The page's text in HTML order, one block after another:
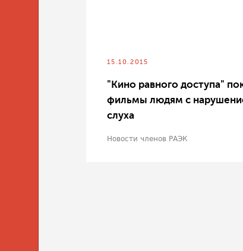
15.10.2015
"Кино равного доступа"
фильмы людям с
слуха
Новости членов РАЭК